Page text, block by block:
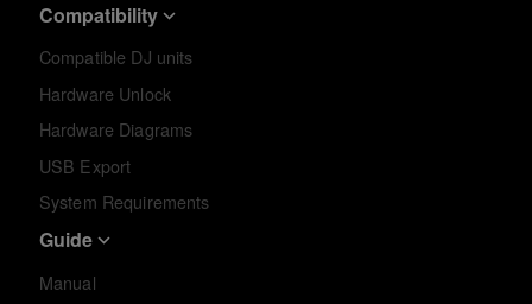
Compatibility
Compatible DJ units
Hardware Unlock
Hardware Diagrams
USB Export
System Requirements
Guide
Manual